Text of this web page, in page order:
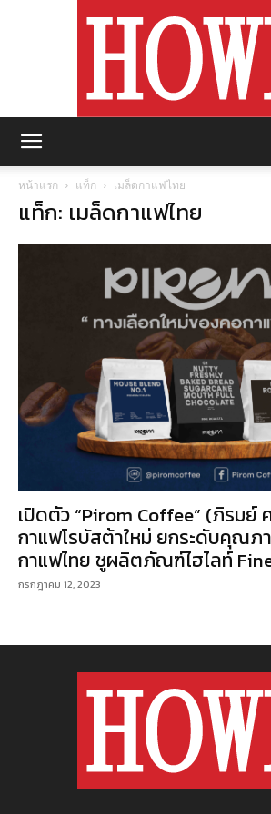
หน้าแรก แท็ก เมล็ดกาแฟไทย
แท็ก: เมล็ดกาแฟไทย
เปิดตัว “Pirom Coffee” (ภิรม
กาแฟโรบัสต้าใหม่ ยกระดับคุณภ
กาแฟไทย ชูผลิตภัณฑ์ไฮไลท์
กรกฎาคม 12, 2023